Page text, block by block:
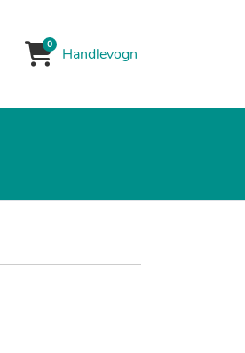
HandlevognHandlevogn
0